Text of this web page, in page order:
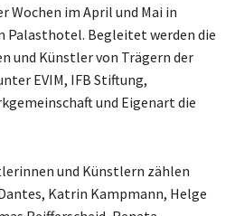
Wochen im April und Mai in
Palasthotel. Begleitet werden die
und Künstler von Trägern der
EVIM, IFB Stiftung,
und Eigenart die
und Künstlern zählen
Katrin Kampmann, Helge